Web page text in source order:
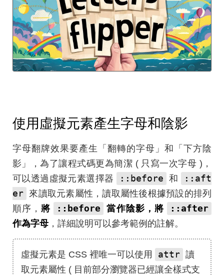
使用虛擬元素產生字母和陰影
字母翻牌效果要產生「翻轉的字母」和「下方陰
影」，為了讓程式碼更為簡潔 ( 只寫一次字母 )，
可以透過虛擬元素選擇器
::before 和
::aft
er 來讀取元素屬性，讀取屬性後根據預設的排列
順序， 將 ::before 當作陰影，將 ::after
作為字母 ，詳細說明可以參考範例的註解。
虛擬元素是 CSS 裡唯一可以使用 attr 讀
取元素屬性 ( 目前部分瀏覽器已經讓全樣式支